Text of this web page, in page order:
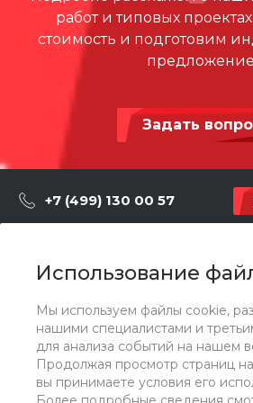
Использование
Мы используем файлы cookie,
нашими специалистами и
для анализа событий на нашем
Продолжая просмотр страниц
вы принимаете условия его
для вас и вашего города.
662.32 КБ
.dwg
.pdf
работ и типовых
стоимость и подготовим
Задать
+7 (499) 130 00 57
г. Москва, Марксистская 3 стр.2
О компании
Каталог